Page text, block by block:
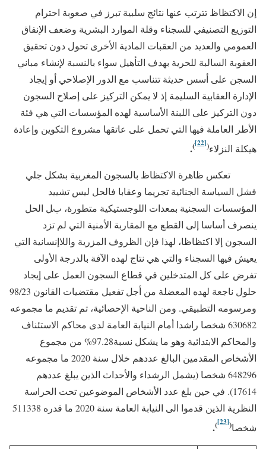
إن الاكتظاظ تترتب عنها نتائج سلبية تبرز في صعوبة احترام
التوزيع التصنيفي للسجناء وقلة الموارد البشرية وضعف الإنفاق
العمومي والعديد من العقبات المادية الأخرى تحول دون تحقيق
العقوبة السالبة للحرية بهدف التأهيل سواء بالنسبة لإنشاء مباني
السجن على أسس حديثة تتناسب مع الدور الإصلاحي أو إيجاد
الإدارة العقابية السليمة إذ لا يمكن التركيز على إصلاح السجون
دون التركيز على اللبنة الأساسية لهده المؤسسات التي هي فئة
الأطر العاملة فيها التي تحمل على عاتقها مشروع التكوين وإعادة
هيكلة النزلاء(
[22]
)
.
تعكس ظاهرة الاكتظاظ بالسجون المغربية بشكل جلي
فشل السياسة الجنائية تجريما وعقابا فالحل ليس تشييد
المؤسسات السجنية بمعدات اللوجستيكية متطورة، بل الحل
ينصرف أساسا إلى القطع مع المقاربة الأمنية التي لم تزد
السجون إلا اكتظاظا، لهذا فإن الظروف المزرية واللاإنسانية التي
يعيش فيها السجناء والتي هي نتاج لهده الآفة بالدرجة الأولى
تفرض على كل المتدخلين في قطاع السجون العمل على إيجاد
حلول ناجعة لهده المعضلة من أجل تفعيل مقتضيات القانون 98/23
ومرسومه التطبيقي. ومن الناحية الإحصائية، تم تقديم ما مجموعه
630682 شخصا راشدا أمام النيابة العامة لدى محاكم الاستئناف
والمحاكم الابتدائية وهو ما يشكل نسبة97.28% من مجموع
الأشخاص المقدمين البالغ عددهم خلال سنة 2020 ما مجموعه
648296 شخصا (يشمل الرشداء والأحداث الذين يبلغ عددهم
17614). في حين بلغ عدد الأشخاص الموضوعين تحت الحراسة
النظرية الذين قدموا الى النيابة العامة سنة 2020 ما قدره 511338
شخصا(
[23]
)
.